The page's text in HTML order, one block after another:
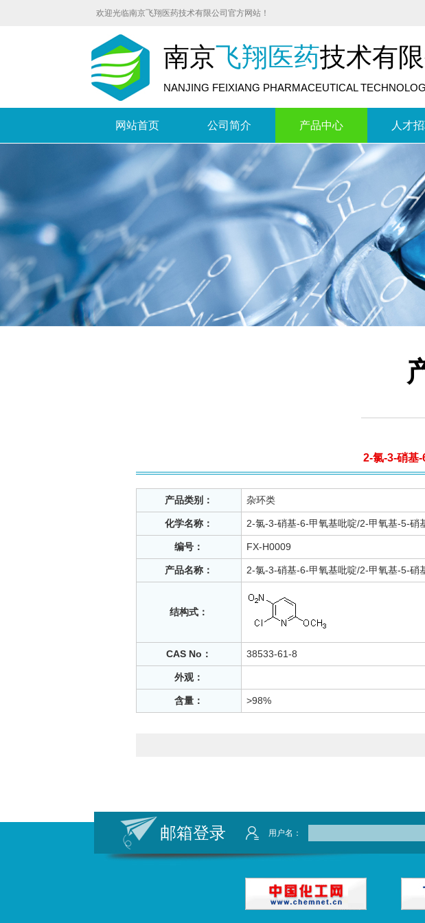
欢迎光临南京飞翔医药技术有限公司官方网站！
南京飞翔医药技术有
NANJING FEIXIANG PHARMACEUTICAL
网站首页 公司简介 产品中心 人才
2-氯-3-硝基
产品类别： 杂环类
化学名称： 2-氯-3-硝基-6-甲氧基吡啶/2-甲氧基-5-硝
编号： FX-H0009
产品名称： 2-氯-3-硝基-6-甲氧基吡啶/2-甲氧基-5-硝
结构式：
CAS No： 38533-61-8
外观：
含量： >98%
邮箱登录 用户名：